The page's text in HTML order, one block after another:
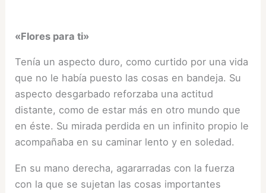
«Flores para ti»
Tenía un aspecto duro, como curtido por una vida
que no le había puesto las cosas en bandeja. Su
aspecto desgarbado reforzaba una actitud
distante, como de estar más en otro mundo que
en éste. Su mirada perdida en un infinito propio le
acompañaba en su caminar lento y en soledad.
En su mano derecha, agararradas con la fuerza
con la que se sujetan las cosas importantes